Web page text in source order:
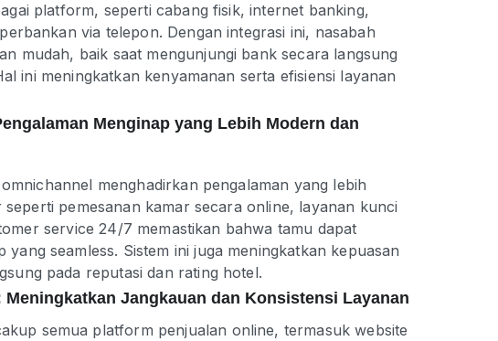
platform, seperti cabang fisik, internet banking,
via telepon. Dengan integrasi ini, nasabah
mudah, baik saat mengunjungi bank secara langsung
ini meningkatkan kenyamanan serta efisiensi layanan
Menginap yang Lebih Modern dan
menghadirkan pengalaman yang lebih
pemesanan kamar secara online, layanan kunci
service 24/7 memastikan bahwa tamu dapat
yang seamless. Sistem ini juga meningkatkan kepuasan
pada reputasi dan rating hotel.
Jangkauan dan Konsistensi Layanan
semua platform penjualan online, termasuk website